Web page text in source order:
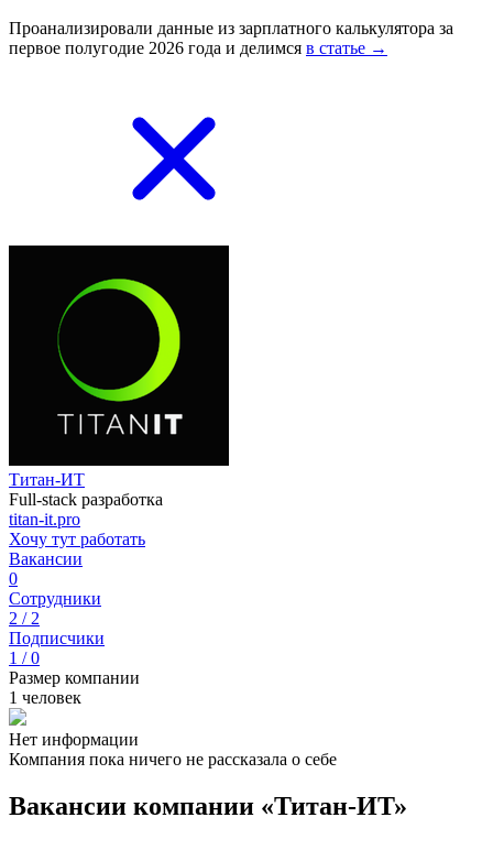
Проанализировали данные из зарплатного калькулятора за
первое полугодие 2026 года и делимся в статье →
Титан-ИТ
Full-stack разработка
titan-it.pro
Хочу тут работать
Вакансии
0
Сотрудники
2 / 2
Подписчики
1 / 0
Размер компании
1 человек
Нет информации
Компания пока ничего не рассказала о себе
Вакансии компании «Титан-ИТ»